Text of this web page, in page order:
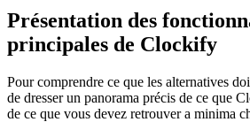
Présentation des
principales de Clockify
Pour comprendre ce que les alternatives
de dresser un panorama précis de ce que
de ce que vous devez retrouver a minima